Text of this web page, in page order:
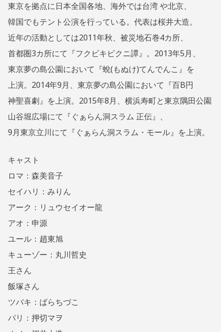
東京を拠点に日本全国各地、海外では台湾 や北京、
韓国でもテント公演を行っている。代表は桜井大造。
近年の活動としては2011年秋、被災地石巻4カ所、
首都圏3カ所にて『フクビキビクニ譚』。2013年5月、
東京夢の島公園において『蛻(もぬけ)てんでんこ』を
上演。2014年9月、東京夢の島公園において『百B円
神聖喜劇』を上演。2015年8月、横浜寿町と東京隅田公園
山谷堀広場にて『ぐぁらん洞スラム 正伝』、
9月東京立川にて『ぐぁらん洞スラム・モール』を上演。
キャスト
ロマ：森美音子
セイハリ：みりん
アーク：リュウセイオー龍
アオ：申源
ユール：趙東旭
キューゾー：丸川哲史
王さん
飯塚さん
ツバキ：ばらちづこ
パリ：押切マヲ